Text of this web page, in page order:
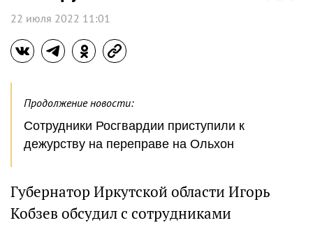
22 июля 2022 11:01
Продолжение новости:
Сотрудники Росгвардии приступили к
дежурству на переправе на Ольхон
Губернатор Иркутской области Игорь
Кобзев обсудил с сотрудниками